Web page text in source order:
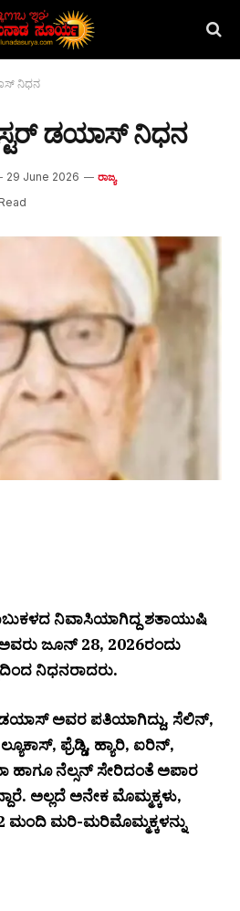
ನಿಧನ
ಡಯಾಸ್ ನಿಧನ
29 June 2026 ರಾಜ್ಯ
ನಿವಾಸಿಯಾಗಿದ್ದ ಶತಾಯುಷಿ
ಜೂನ್ 28, 2026ರಂದು
ನಿಧನರಾದರು.
ಅವರ ಪತಿಯಾಗಿದ್ದು, ಸೆಲಿನ್,
ಫ್ರೆಡ್ಡಿ, ಹ್ಯಾರಿ, ಐರಿನ್,
ಹಾಗೂ ನೆಲ್ಸನ್ ಸೇರಿದಂತೆ ಅಪಾರ
ಅಲ್ಲದೆ ಅನೇಕ ಮೊಮ್ಮಕ್ಕಳು,
ಮಂದಿ ಮರಿ-ಮರಿಮೊಮ್ಮಕ್ಕಳನ್ನು